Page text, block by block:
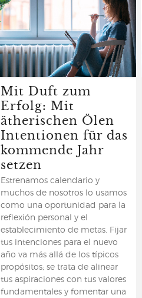
Mit Duft zum
Erfolg: Mit
ätherischen Ölen
Intentionen für das
kommende Jahr
setzen
Estrenamos calendario y
muchos de nosotros lo usamos
como una oportunidad para la
reflexión personal y el
establecimiento de metas. Fijar
tus intenciones para el nuevo
año va más allá de los típicos
propósitos; se trata de alinear
tus aspiraciones con tus valores
fundamentales y fomentar una